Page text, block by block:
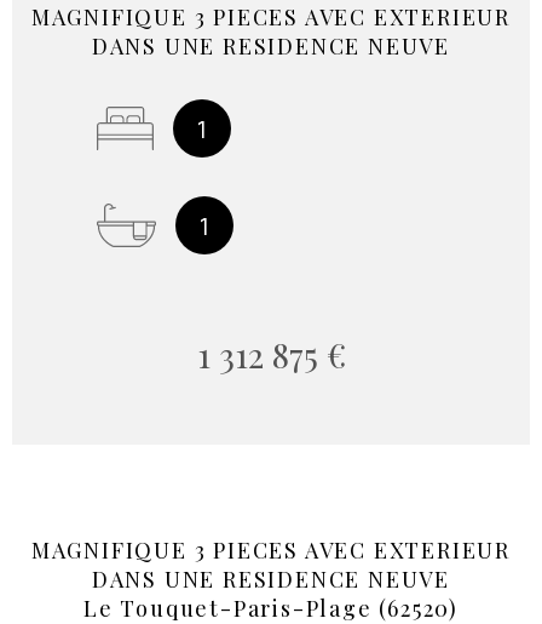
MAGNIFIQUE 3 PIECES AVEC EXTERIEUR
DANS UNE RESIDENCE NEUVE
1
1
1 312 875 €
MAGNIFIQUE 3 PIECES AVEC EXTERIEUR
DANS UNE RESIDENCE NEUVE
Le Touquet-Paris-Plage (62520)